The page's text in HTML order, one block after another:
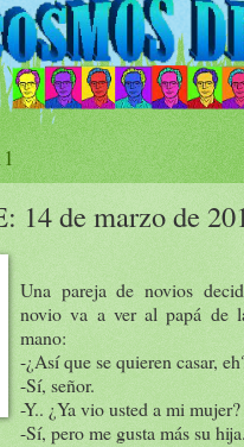
14 de marzo de
Una pareja de novios
novio va a ver al papá de
mano:
-¿Así que se quieren casar,
-Sí, señor.
-Y.. ¿Ya vio usted a mi mujer?
-Sí, pero me gusta más su hija.